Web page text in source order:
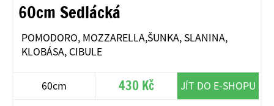
60cm Sedlácká
POMODORO, MOZZARELLA,ŠUNKA, SLANINA,
KLOBÁSA, CIBULE
60cm 430 Kč JÍT DO E-SHOPU